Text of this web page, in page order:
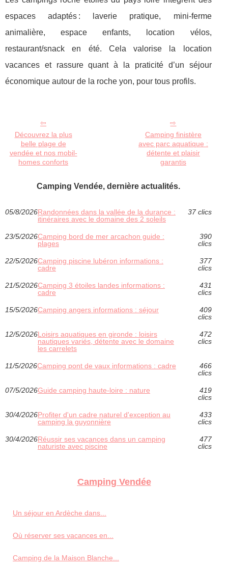
espaces adaptés : laverie pratique, mini-ferme
animalière, espace enfants, location vélos,
restaurant/snack en été. Cela valorise la location
vacances et rassure quant à la praticité d’un séjour
économique autour de la roche yon, pour tous profils.
Découvrez la plus
belle plage de
vendée et nos mobil-
homes conforts
Camping finistère
avec parc aquatique :
détente et plaisir
garantis
Camping Vendée, dernière actualités.
05/8/2026Randonnées dans la vallée de la durance :
itinéraires avec le domaine des 2 soleils
37 clics
23/5/2026Camping bord de mer arcachon guide :
plages
390
clics
22/5/2026Camping piscine lubéron informations :
cadre
377
clics
21/5/2026Camping 3 étoiles landes informations :
cadre
431
clics
15/5/2026Camping angers informations : séjour
409
clics
12/5/2026Loisirs aquatiques en gironde : loisirs
nautiques variés, détente avec le domaine
les carrelets
472
clics
11/5/2026Camping pont de vaux informations : cadre
466
clics
07/5/2026Guide camping haute-loire : nature
419
clics
30/4/2026Profiter d'un cadre naturel d'exception au
camping la guyonnière
433
clics
30/4/2026Réussir ses vacances dans un camping
naturiste avec piscine
477
clics
Camping Vendée
Un séjour en Ardèche dans...
Où réserver ses vacances en...
Camping de la Maison Blanche...